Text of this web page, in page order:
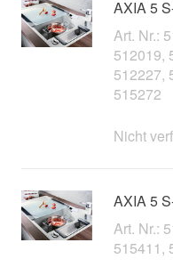
AXIA 5
Art. Nr.:
512019,
512227,
515272
Nicht
AXIA 5
Art. Nr.:
515411,